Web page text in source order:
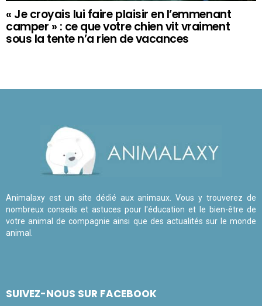
« Je croyais lui faire plaisir en l’emmenant
camper » : ce que votre chien vit vraiment
sous la tente n’a rien de vacances
Animalaxy est un site dédié aux animaux. Vous y trouverez de
nombreux conseils et astuces pour l'éducation et le bien-être de
votre animal de compagnie ainsi que des actualités sur le monde
animal.
SUIVEZ-NOUS SUR FACEBOOK